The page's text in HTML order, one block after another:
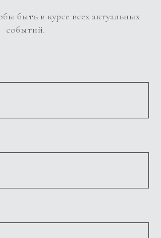
быть в курсе всех актуальных
событий.